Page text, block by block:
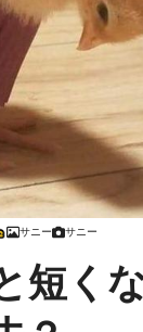
サニー サニー
短く